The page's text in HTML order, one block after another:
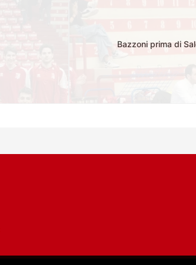
Bazzoni prima di